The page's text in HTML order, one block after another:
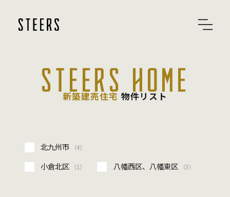
STEERS HOME
新築建売住宅 物件リスト
北九州市 （4）
小倉北区 （1） 八幡西区、八幡東区 （3）